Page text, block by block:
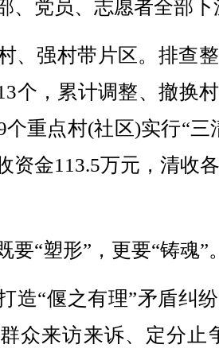
、党员、志愿者全部下
强村带片区。排查
个，累计调整、撤换
个重点村(社区)实行“三
资金113.5万元，清收
“塑形”，更要“铸魂”
“偃之有理”矛盾纠
众来访来诉、定分止